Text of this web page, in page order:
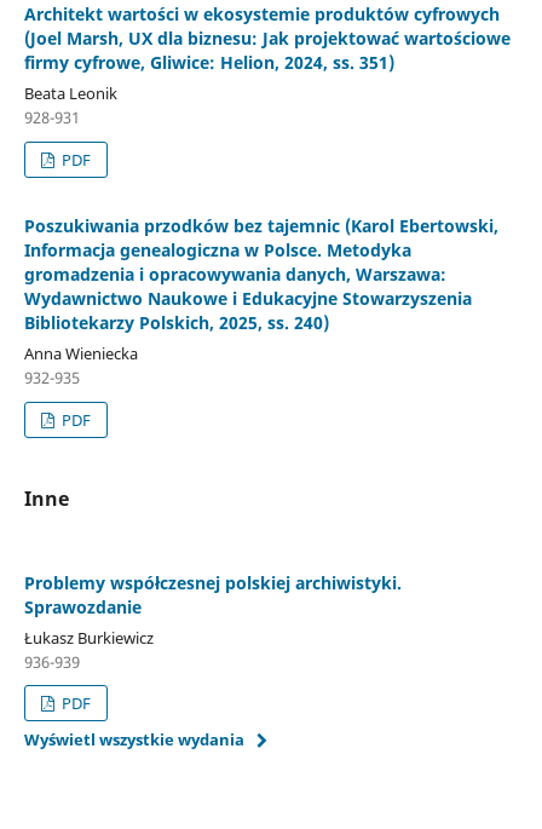
Architekt wartości w ekosystemie produktów cyfrowych
(Joel Marsh, UX dla biznesu: Jak projektować wartościowe
firmy cyfrowe, Gliwice: Helion, 2024, ss. 351)
Beata Leonik
928-931
PDF
Poszukiwania przodków bez tajemnic (Karol Ebertowski,
Informacja genealogiczna w Polsce. Metodyka
gromadzenia i opracowywania danych, Warszawa:
Wydawnictwo Naukowe i Edukacyjne Stowarzyszenia
Bibliotekarzy Polskich, 2025, ss. 240)
Anna Wieniecka
932-935
PDF
Inne
Problemy współczesnej polskiej archiwistyki.
Sprawozdanie
Łukasz Burkiewicz
936-939
PDF
Wyświetl wszystkie wydania